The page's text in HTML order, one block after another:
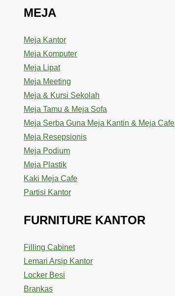
MEJA
Meja Kantor
Meja Komputer
Meja Lipat
Meja Meeting
Meja & Kursi Sekolah
Meja Tamu & Meja Sofa
Meja Serba Guna Meja Kantin & Meja Cafe
Meja Resepsionis
Meja Podium
Meja Plastik
Kaki Meja Cafe
Partisi Kantor
FURNITURE KANTOR
Filling Cabinet
Lemari Arsip Kantor
Locker Besi
Brankas